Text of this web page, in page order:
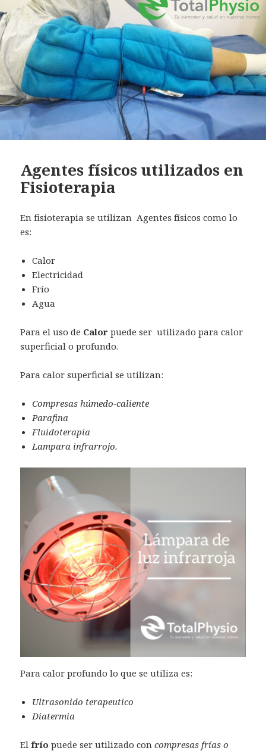
Agentes físicos utilizados en
Fisioterapia
En fisioterapia se utilizan Agentes físicos como lo
es:
Calor
Electricidad
Frío
Agua
Para el uso de Calor puede ser utilizado para calor
superficial o profundo.
Para calor superficial se utilizan:
Compresas húmedo-caliente
Parafina
Fluidoterapia
Lampara infrarrojo.
Para calor profundo lo que se utiliza es:
Ultrasonido terapeutico
Diatermia
Elfrío puede ser utilizado concompresas frías o